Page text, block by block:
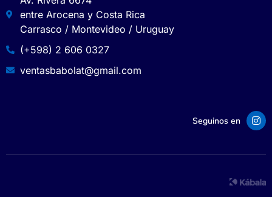
entre Arocena y Costa Rica
Carrasco / Montevideo / Uruguay
(+598) 2 606 0327
ventasbabolat@gmail.com
Seguinos en